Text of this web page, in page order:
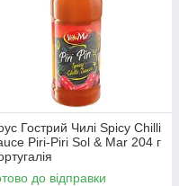
Гострий Чилі Spicy Chilli
Piri-Piri Sol & Mar 204 г
до відправки